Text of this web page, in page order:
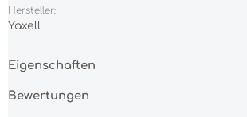
Hersteller:
Yaxell
Eigenschaften
Bewertungen